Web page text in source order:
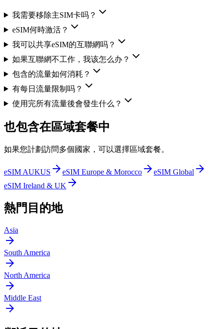
我需要移除主SIM卡吗？
eSIM何時激活？
我可以共享eSIM的互聯網吗？
如果互聯網不工作，我该怎么办？
包含的流量如何消耗？
有每日流量限制吗？
使用完所有流量後會發生什么？
也包含在區域套餐中
如果您計劃訪問多個國家，可以選擇區域套餐。
eSIM AUKUS eSIM Europe & Morocco
eSIM Global
eSIM Ireland & UK
熱門目的地
Asia
South America
North America
Middle East